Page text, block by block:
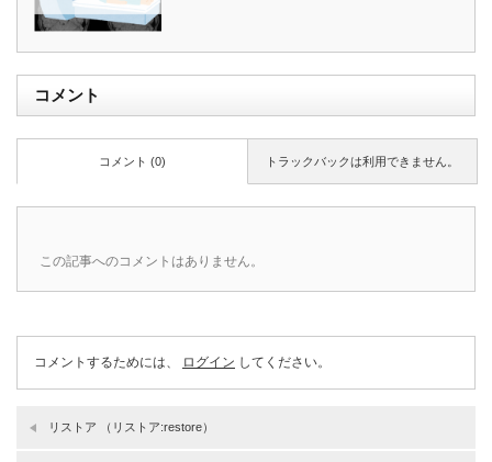
コメント
トラックバックは利用できません。
コメント (0)
この記事へのコメントはありません。
コメントするためには、 ログイン してください。
リストア （リストア:restore）